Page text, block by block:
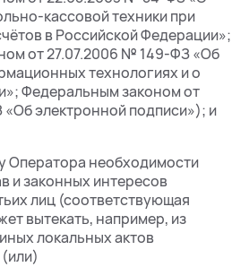
кассовой техники при
в Российской Федерации»;
от 27.07.2006 № 149-ФЗ «Об
технологиях и о
Федеральным законом от
электронной подписи»); и
Оператора необходимости
и законных интересов
лиц (соответствующая
вытекать, например, из
локальных актов